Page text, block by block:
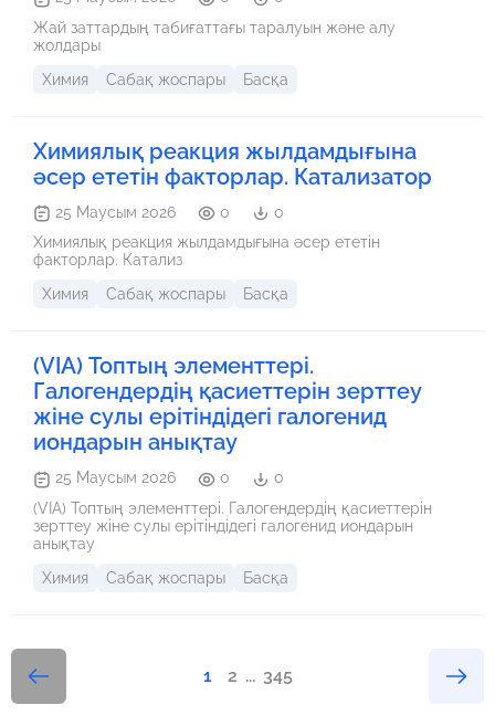
Жай заттардың табиғаттағы таралуын және алу
жолдары
Химия
Сабақ жоспары Басқа
Химиялық реакция жылдамдығына
әсер ететін факторлар. Катализатор
25 Маусым 2026 0
0
Химиялық реакция жылдамдығына әсер ететін
факторлар. Катализ
Химия
Сабақ жоспары Басқа
(VIА) Топтың элементтері.
Галогендердің қасиеттерін зерттеу
жіне сулы ерітіндідегі галогенид
иондарын анықтау
25 Маусым 2026 0
0
(VIА) Топтың элементтері. Галогендердің қасиеттерін
зерттеу жіне сулы ерітіндідегі галогенид иондарын
анықтау
Химия
Сабақ жоспары Басқа
1 2 ... 345